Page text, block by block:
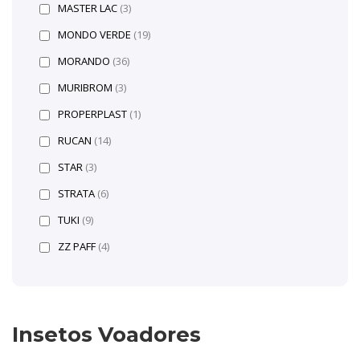
Insetos Voadores
MASTER LAC (3)
MONDO VERDE (19)
MORANDO (36)
MURIBROM (3)
PROPERPLAST (1)
RUCAN (14)
STAR (3)
STRATA (6)
TUKI (9)
ZZ PAFF (4)